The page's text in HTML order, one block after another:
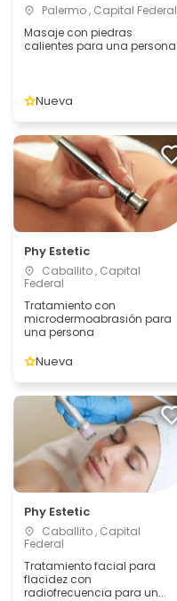
Palermo , Capital Federal
Masaje con piedras
calientes para una persona
Nueva
Phy Estetic
Caballito , Capital
Federal
Tratamiento con
microdermoabrasión para
una persona
Nueva
Phy Estetic
Caballito , Capital
Federal
Tratamiento facial para
flacidez con
radiofrecuencia para un...